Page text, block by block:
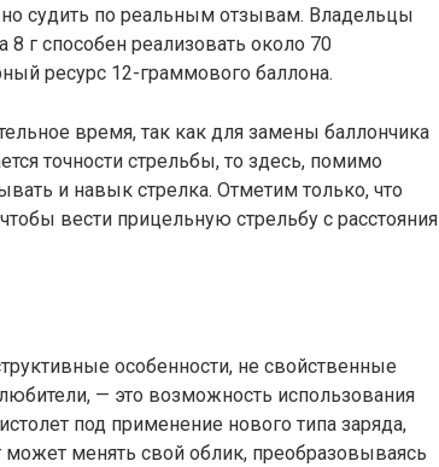
судить по реальным отзывам. Владельцы
8 г способен реализовать около 70
ресурс 12-граммового баллона.
время, так как для замены баллончика
точности стрельбы, то здесь, помимо
и навык стрелка. Отметим только, что
вести прицельную стрельбу с расстояния
особенности, не свойственные
— это возможность использования
под применение нового типа заряда,
менять свой облик, преобразовываясь